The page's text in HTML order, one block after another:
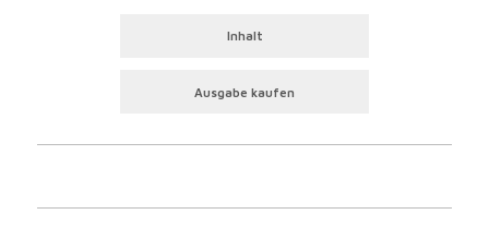
Inhalt
Ausgabe kaufen